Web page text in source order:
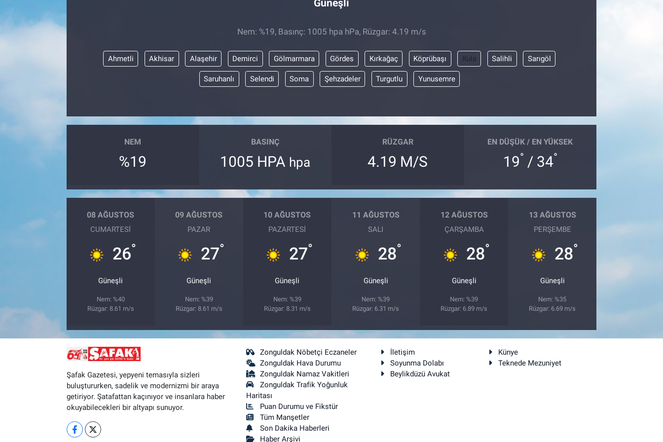
Güneşli
Nem: %19, Basınç: 1005 hpa hPa, Rüzgar: 4.19 m/s
Ahmetli Akhisar Alaşehir Demirci Gölmarmara Gördes Kırkağaç Köprübaşı Kula Salihli Sarıgöl
Saruhanlı Selendi Soma Şehzadeler Turgutlu Yunusemre
NEM
%19
BASINÇ
1005 HPA hpa
RÜZGAR
4.19 M/S
EN DÜŞÜK / EN YÜKSEK
19° / 34°
08 AĞUSTOS
CUMARTESI
26°
Güneşli
Nem: %40
Rüzgar: 8.61 m/s
09 AĞUSTOS
PAZAR
27°
Güneşli
Nem: %39
Rüzgar: 8.61 m/s
10 AĞUSTOS
PAZARTESI
27°
Güneşli
Nem: %39
Rüzgar: 8.31 m/s
11 AĞUSTOS
SALI
28°
Güneşli
Nem: %39
Rüzgar: 6.31 m/s
12 AĞUSTOS
ÇARŞAMBA
28°
Güneşli
Nem: %39
Rüzgar: 6.89 m/s
13 AĞUSTOS
PERŞEMBE
28°
Güneşli
Nem: %35
Rüzgar: 6.69 m/s
Şafak Gazetesi, yepyeni temasıyla sizleri
buluştururken, sadelik ve modernizmi bir araya
getiriyor. Şatafattan kaçınıyor ve insanlara haber
okuyabilecekleri bir altyapı sunuyor.
Zonguldak Nöbetçi Eczaneler
Zonguldak Hava Durumu
Zonguldak Namaz Vakitleri
Zonguldak Trafik Yoğunluk
Haritası
Puan Durumu ve Fikstür
Tüm Manşetler
Son Dakika Haberleri
Haber Arşivi
İletişim
Künye
Soyunma Dolabı
Teknede Mezuniyet
Beylikdüzü Avukat